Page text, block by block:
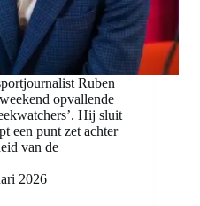
Ruben
opvallende
Hij sluit
een punt zet achter
van de
2026